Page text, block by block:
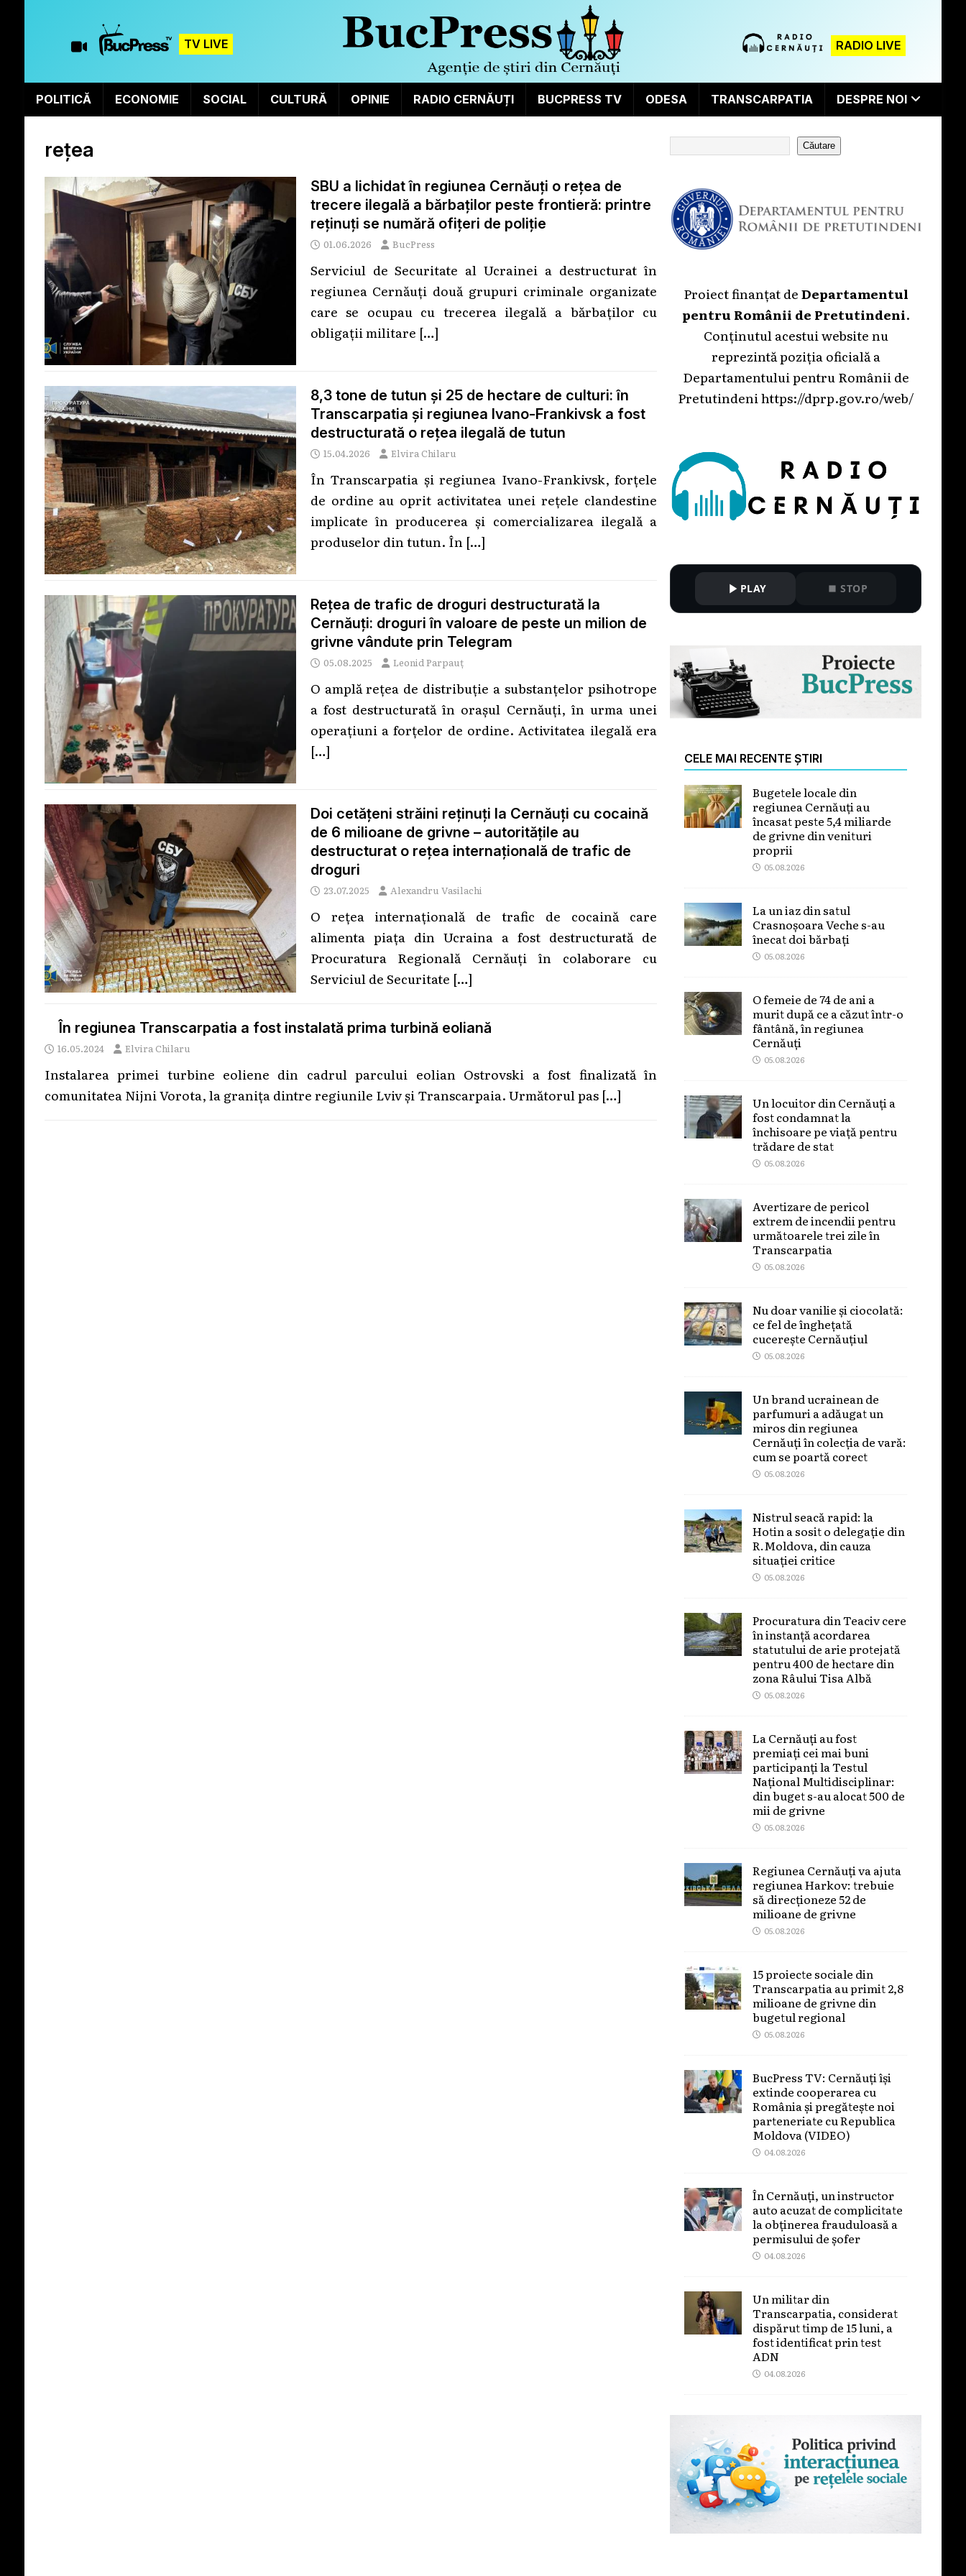
TV LIVE RADIO LIVE
POLITICĂ ECONOMIE SOCIAL CULTURĂ OPINIE RADIO CERNĂUȚI BUCPRESS TV ODESA TRANSCARPATIA DESPRE NOI
rețea
SBU a lichidat în regiunea Cernăuți o rețea de
trecere ilegală a bărbaților peste frontieră: printre
reținuți se numără ofițeri de poliție
01.06.2026 BucPress
Serviciul de Securitate al Ucrainei a destructurat în
regiunea Cernăuți două grupuri criminale organizate
care se ocupau cu trecerea ilegală a bărbaților cu
obligații militare […]
8,3 tone de tutun și 25 de hectare de culturi: în
Transcarpatia și regiunea Ivano-Frankivsk a fost
destructurată o rețea ilegală de tutun
15.04.2026 Elvira Chilaru
În Transcarpatia și regiunea Ivano-Frankivsk, forțele
de ordine au oprit activitatea unei rețele clandestine
implicate în producerea și comercializarea ilegală a
produselor din tutun. În […]
Rețea de trafic de droguri destructurată la
Cernăuți: droguri în valoare de peste un milion de
grivne vândute prin Telegram
05.08.2025 Leonid Parpauț
O amplă rețea de distribuție a substanțelor psihotrope
a fost destructurată în orașul Cernăuți, în urma unei
operațiuni a forțelor de ordine. Activitatea ilegală era
[…]
Doi cetățeni străini reținuți la Cernăuți cu cocaină
de 6 milioane de grivne – autoritățile au
destructurat o rețea internațională de trafic de
droguri
23.07.2025 Alexandru Vasilachi
O rețea internațională de trafic de cocaină care
alimenta piața din Ucraina a fost destructurată de
Procuratura Regională Cernăuți în colaborare cu
Serviciul de Securitate […]
În regiunea Transcarpatia a fost instalată prima turbină eoliană
16.05.2024 Elvira Chilaru
Instalarea primei turbine eoliene din cadrul parcului eolian Ostrovski a fost finalizată în
comunitatea Nijni Vorota, la granița dintre regiunile Lviv și Transcarpaia. Următorul pas […]
Căutare
Proiect finanțat deDepartamentul
pentru Românii de Pretutindeni.
Conținutul acestui website nu
reprezintă poziția oficială a
Departamentului pentru Românii de
Pretutindenihttps://dprp.gov.ro/web/
PLAY STOP
CELE MAI RECENTE ȘTIRI
Bugetele locale din
regiunea Cernăuți au
încasat peste 5,4 miliarde
de grivne din venituri
proprii
05.08.2026
La un iaz din satul
Crasnoșoara Veche s-au
înecat doi bărbați
05.08.2026
O femeie de 74 de ani a
murit după ce a căzut într-o
fântână, în regiunea
Cernăuți
05.08.2026
Un locuitor din Cernăuți a
fost condamnat la
închisoare pe viață pentru
trădare de stat
05.08.2026
Avertizare de pericol
extrem de incendii pentru
următoarele trei zile în
Transcarpatia
05.08.2026
Nu doar vanilie și ciocolată:
ce fel de înghețată
cucerește Cernăuțiul
05.08.2026
Un brand ucrainean de
parfumuri a adăugat un
miros din regiunea
Cernăuți în colecția de vară:
cum se poartă corect
05.08.2026
Nistrul seacă rapid: la
Hotin a sosit o delegație din
R.Moldova, din cauza
situației critice
05.08.2026
Procuratura din Teaciv cere
în instanță acordarea
statutului de arie protejată
pentru 400 de hectare din
zona Râului Tisa Albă
05.08.2026
La Cernăuți au fost
premiați cei mai buni
participanți la Testul
Național Multidisciplinar:
din buget s-au alocat 500 de
mii de grivne
05.08.2026
Regiunea Cernăuți va ajuta
regiunea Harkov: trebuie
să direcționeze 52 de
milioane de grivne
05.08.2026
15 proiecte sociale din
Transcarpatia au primit 2,8
milioane de grivne din
bugetul regional
05.08.2026
BucPress TV: Cernăuți își
extinde cooperarea cu
România și pregătește noi
parteneriate cu Republica
Moldova (VIDEO)
04.08.2026
În Cernăuți, un instructor
auto acuzat de complicitate
la obținerea frauduloasă a
permisului de șofer
04.08.2026
Un militar din
Transcarpatia, considerat
dispărut timp de 15 luni, a
fost identificat prin test
ADN
04.08.2026